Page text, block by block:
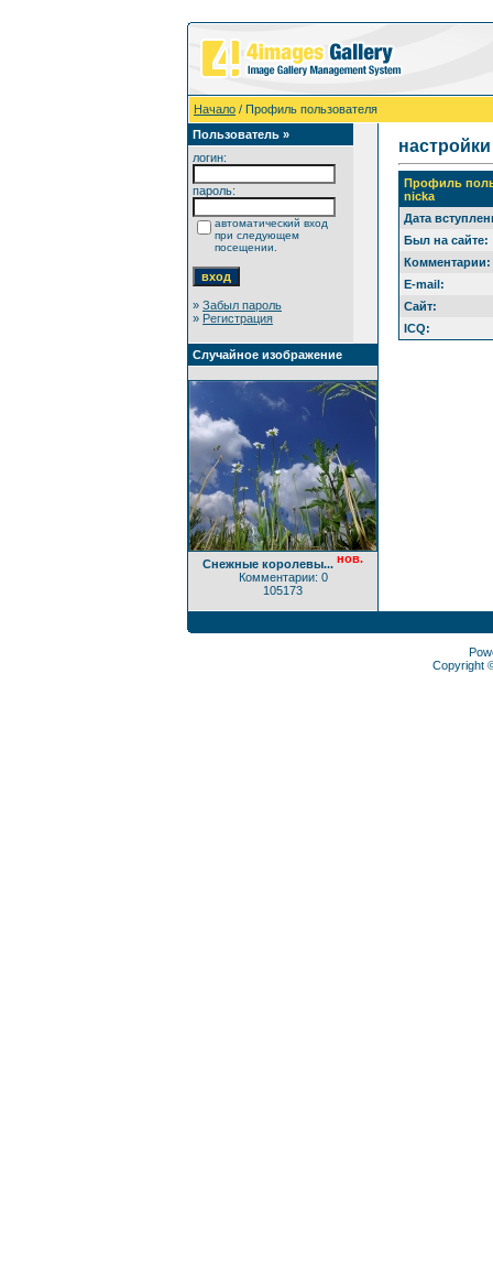
Начало / Профиль пользователя
Пользователь »
логин:
пароль:
автоматический вход
при следующем
посещении.
» Забыл пароль
» Регистрация
Случайное изображение
Снежные королевы... нов.
Комментарии: 0
105173
настройки
Профиль
nicka
Дата
Был на сайте:
Комментарии:
E-mail:
Сайт:
ICQ:
Copyright